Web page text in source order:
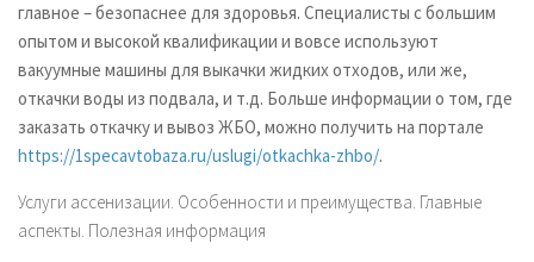
главное – безопаснее для здоровья. Специалисты с большим
опытом и высокой квалификации и вовсе используют
вакуумные машины для выкачки жидких отходов, или же,
откачки воды из подвала, и т.д. Больше информации о том, где
заказать откачку и вывоз ЖБО, можно получить на портале
https://1specavtobaza.ru/uslugi/otkachka-zhbo/.
Услуги ассенизации. Особенности и преимущества. Главные
аспекты. Полезная информация